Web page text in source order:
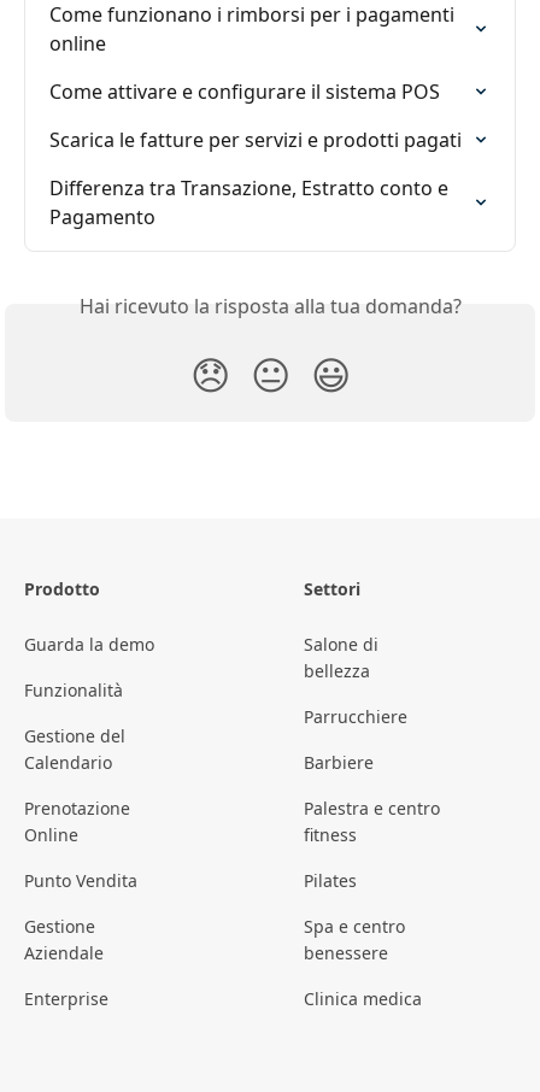
Come funzionano i rimborsi per i pagamenti
online
Come attivare e configurare il sistema POS
Scarica le fatture per servizi e prodotti pagati
Differenza tra Transazione, Estratto conto e
Pagamento
Hai ricevuto la risposta alla tua domanda?
😞 😐 😃
Prodotto
Guarda la demo
Funzionalità
Gestione del
Calendario
Prenotazione
Online
Punto Vendita
Gestione
Aziendale
Enterprise
Settori
Salone di
bellezza
Parrucchiere
Barbiere
Palestra e centro
fitness
Pilates
Spa e centro
benessere
Clinica medica